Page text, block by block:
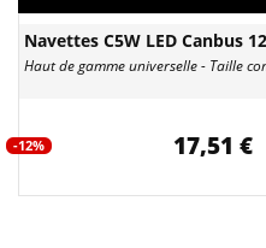
Navettes C5W LED Canbus
Haut de gamme universelle - Taille
-12% 17,51 €